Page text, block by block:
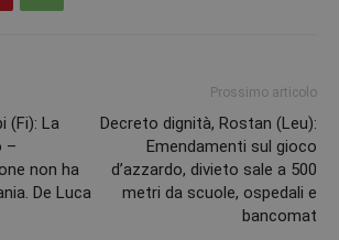
(Fi): La
–
non ha
De Luca
Prossimo articolo
Decreto dignità, Rostan (Leu):
Emendamenti sul gioco
d’azzardo, divieto sale a 500
metri da scuole, ospedali e
bancomat